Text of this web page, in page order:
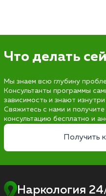
Что делать
Мы знаем всю глубину
Консультанты программы
зависимость и знают
Свяжитесь с нами и
консультацию бесплатно и
Получить
Наркология